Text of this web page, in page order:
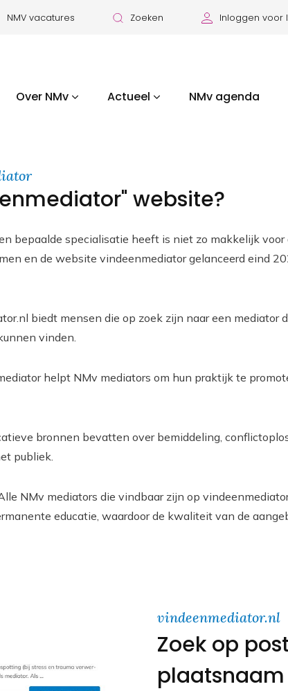
NMV vacatures Zoeken Inloggen voor
Over NMv Actueel NMv agenda
website?
bepaalde specialisatie heeft is niet zo makkelijk voor
en de website vindeenmediator gelanceerd eind
biedt mensen die op zoek zijn naar een mediator
vinden.
helpt NMv mediators om hun praktijk te
bronnen bevatten over bemiddeling,
publiek.
NMv mediators die vindbaar zijn op
educatie, waardoor de kwaliteit van de
vindeenmediator.nl
Zoek op